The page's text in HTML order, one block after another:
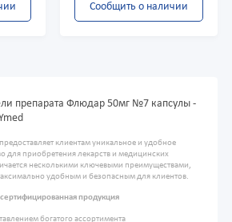
Сообщить о наличии
препарата Флюдар 50мг №7 капсулы -
клиентам уникальное и удобное
для приобретения лекарств и медицинских
несколькими ключевыми преимуществами,
удобным и безопасным для клиентов.
продукция
богатого ассортимента